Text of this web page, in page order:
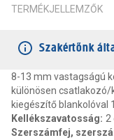
TERMÉKJELLEMZŐK
Szakértőnk
8-13 mm vastagságú
különösen
kiegészítő blankolóval
Kellékszavatosság: 2
Szerszámfej,